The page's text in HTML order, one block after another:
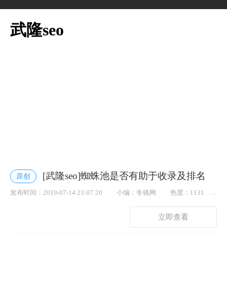
武隆seo
原创 [武隆seo]蜘蛛池是否有助于收录及排名
发布时间：2019-07-14 23:07:20 小编：冬镜网
热度：1131
立即查看